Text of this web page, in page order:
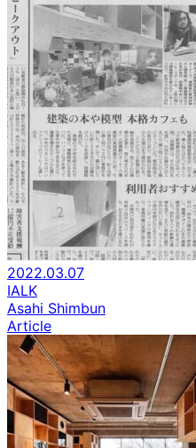
2022.03.07
IALK
Asahi Shimbun
Article